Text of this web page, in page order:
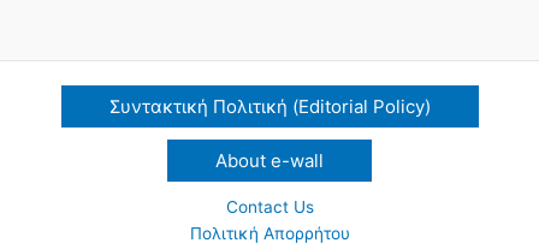
Συντακτική Πολιτική (Editorial Policy)
About e-wall
Contact Us
Πολιτική Απορρήτου